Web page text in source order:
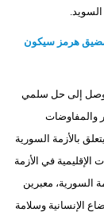
سيارات
مضيق هرمز سيكون
إلى حل سلمي
والمفاوضات
بالأزمة السورية
في الأزمة
السورية، معبرين
الإنسانية وسلامة